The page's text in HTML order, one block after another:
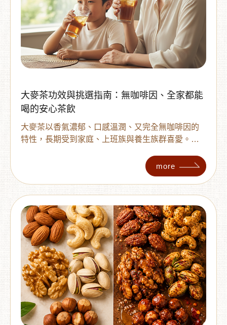
大麥茶功效與挑選指南：無咖啡因、全家都能
喝的安心茶飲
大麥茶以香氣濃郁、口感溫潤、又完全無咖啡因的
特性，長期受到家庭、上班族與養生族群喜愛。不
more